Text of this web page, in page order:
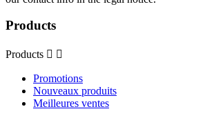
Products
Products  
Promotions
Nouveaux produits
Meilleures ventes